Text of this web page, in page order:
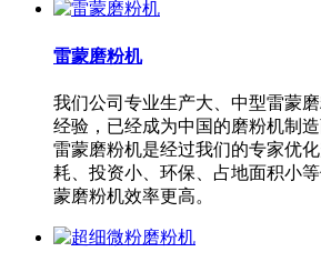
雷蒙磨粉机
我们公司专业生产大、中型雷蒙
经验，已经成为中国的磨粉机制
雷蒙磨粉机是经过我们的专家优
耗、投资小、环保、占地面积小
蒙磨粉机效率更高。